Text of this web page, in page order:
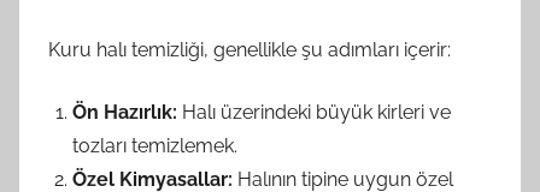
Kuru halı temizliği, genellikle şu adımları içerir:
Ön Hazırlık: Halı üzerindeki büyük kirleri ve
tozları temizlemek.
Özel Kimyasallar: Halının tipine uygun özel